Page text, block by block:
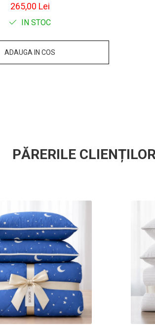
265,00 Lei
IN STOC
ADAUGA IN COS
PĂRERILE